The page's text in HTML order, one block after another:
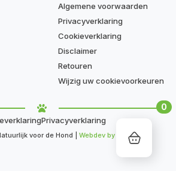
0
Algemene voorwaarden
Privacyverklaring
Cookieverklaring
Disclaimer
Retouren
Wijzig uw cookievoorkeuren
voor de Hond | Webdev by Kaige.nl
Privacyverklaring